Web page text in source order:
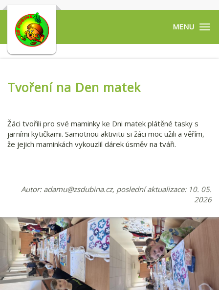
Tvoření na Den matek
Žáci tvořili pro své maminky ke Dni matek plátěné tasky s
jarními kytičkami. Samotnou aktivitu si žáci moc užili a věřím,
že jejich maminkách vykouzlil dárek úsměv na tváři.
Autor: adamu@zsdubina.cz, poslední aktualizace: 10. 05.
2026